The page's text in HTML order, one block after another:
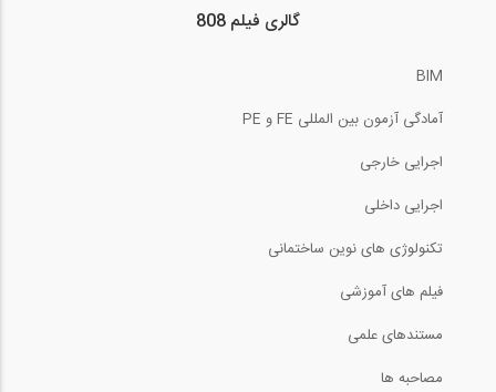
3:22
ضریب k در توزیع نیروی جانبی زلزله در...
سمينار پيچ هاي ترك كنترل- قسمت هفتم
30:26
گالری فیلم 808
BIM
آمادگی آزمون بین المللی FE و PE
اجرایی خارجی
اجرایی داخلی
تکنولوژی های نوین ساختمانی
فیلم های آموزشی
مستندهای علمی
مصاحبه ها